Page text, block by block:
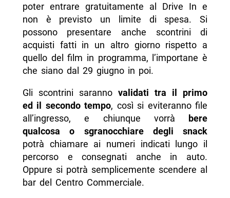
poter entrare gratuitamente al Drive In e
non è previsto un limite di spesa. Si
possono presentare anche scontrini di
acquisti fatti in un altro giorno rispetto a
quello del film in programma, l’importane è
che siano dal 29 giugno in poi.
Gli scontrini saranno validati tra il primo
ed il secondo tempo, così si eviteranno file
all’ingresso, e chiunque vorrà bere
qualcosa o sgranocchiare degli snack
potrà chiamare ai numeri indicati lungo il
percorso e consegnati anche in auto.
Oppure si potrà semplicemente scendere al
bar del Centro Commerciale.